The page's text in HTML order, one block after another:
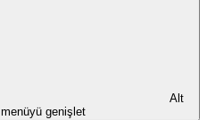
Alt
menüyü genişlet